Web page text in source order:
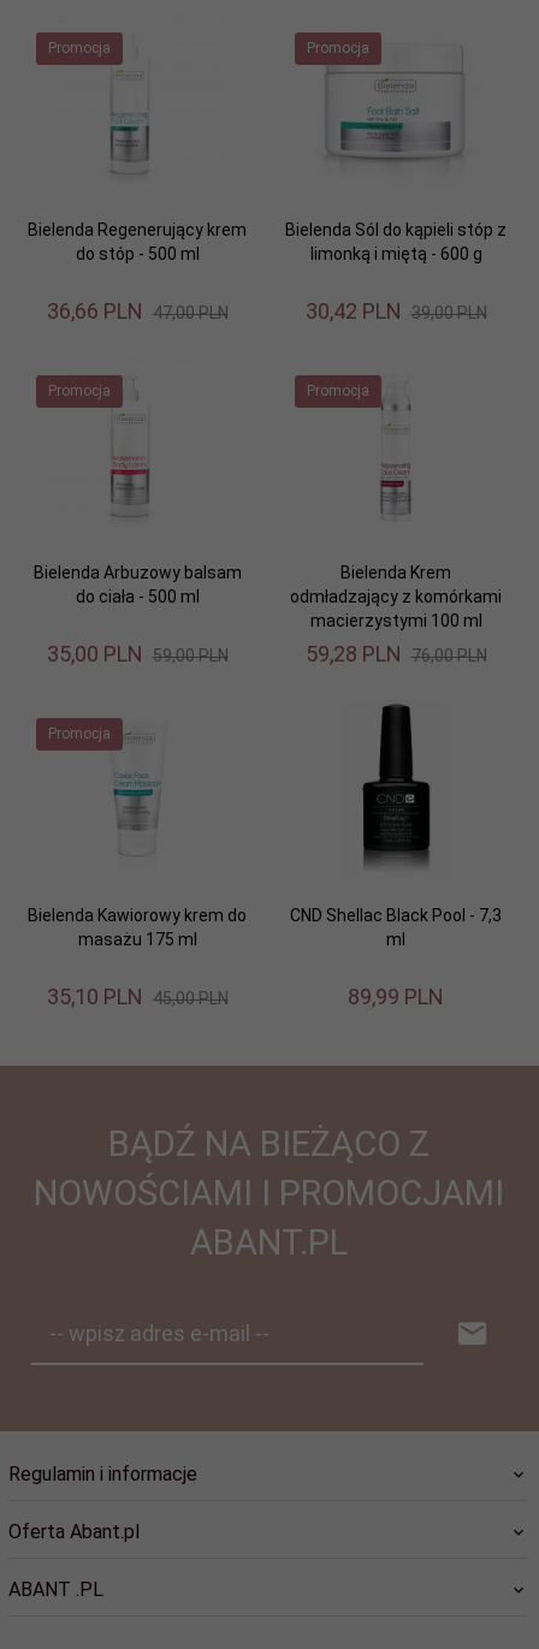
Promocja
Bielenda Regenerujący krem
do stóp - 500 ml
36,66 PLN 47,00 PLN
Promocja
Bielenda Sól do kąpieli stóp z
limonką i miętą - 600 g
30,42 PLN 39,00 PLN
Promocja
Bielenda Arbuzowy balsam
do ciała - 500 ml
35,00 PLN 59,00 PLN
Promocja
Bielenda Krem
odmładzający z komórkami
macierzystymi 100 ml
59,28 PLN 76,00 PLN
Promocja
Bielenda Kawiorowy krem do
masażu 175 ml
35,10 PLN 45,00 PLN
CND Shellac Black Pool - 7,3
ml
89,99 PLN
BĄDŹ NA BIEŻĄCO Z
NOWOŚCIAMI I PROMOCJAMI
ABANT.PL
-- wpisz adres e-mail --
Regulamin i informacje
Oferta Abant.pl
ABANT .PL